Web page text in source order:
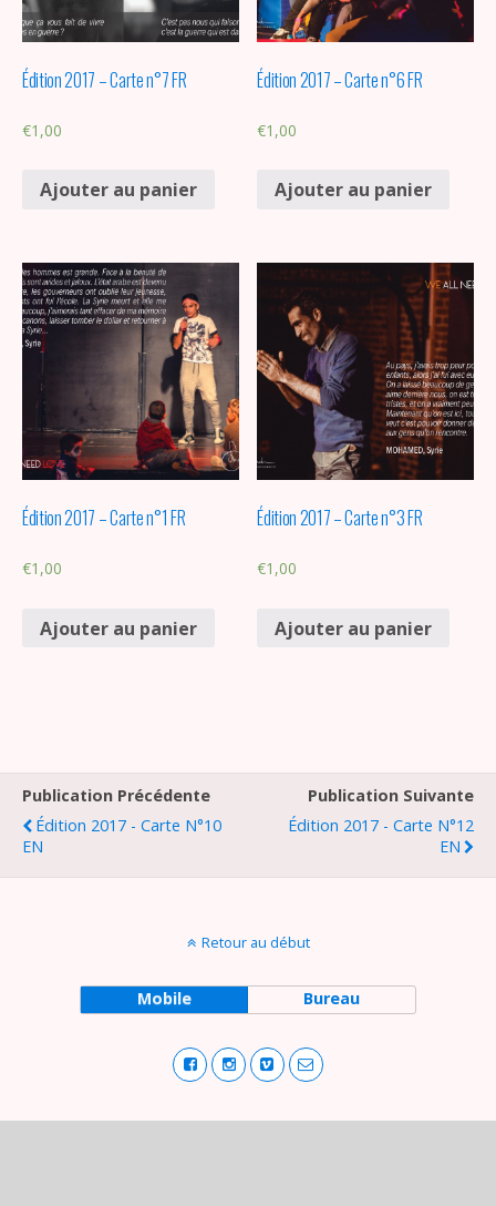
Édition 2017 – Carte n°7 FR
€1,00
Ajouter au panier
Édition 2017 – Carte n°6 FR
€1,00
Ajouter au panier
Édition 2017 – Carte n°1 FR
€1,00
Ajouter au panier
Édition 2017 – Carte n°3 FR
€1,00
Ajouter au panier
Publication Précédente
Édition 2017 - Carte N°10
EN
Publication Suivante
Édition 2017 - Carte N°12
EN
Retour au début
Mobile Bureau